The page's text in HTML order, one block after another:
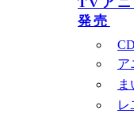
発売
CD
ア
ま
レ